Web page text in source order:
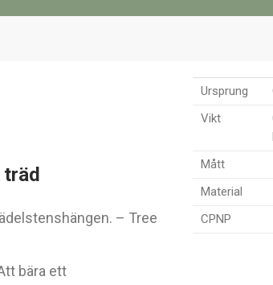
– Tree
bära ett
Ursprung
Vikt
Mått
Material
CPNP